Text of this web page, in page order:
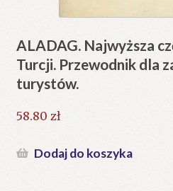
ALADAG. Najwyższa
Turcji. Przewodnik dla
turystów.
58.80 zł
Dodaj do koszyka